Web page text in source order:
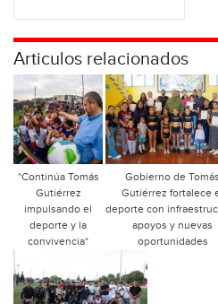
Articulos relacionados
*Continúa Tomás
Gutiérrez
impulsando el
deporte y la
convivencia*
Gobierno de Tomás
Gutiérrez fortalece
deporte con
apoyos y nuevas
oportunidades